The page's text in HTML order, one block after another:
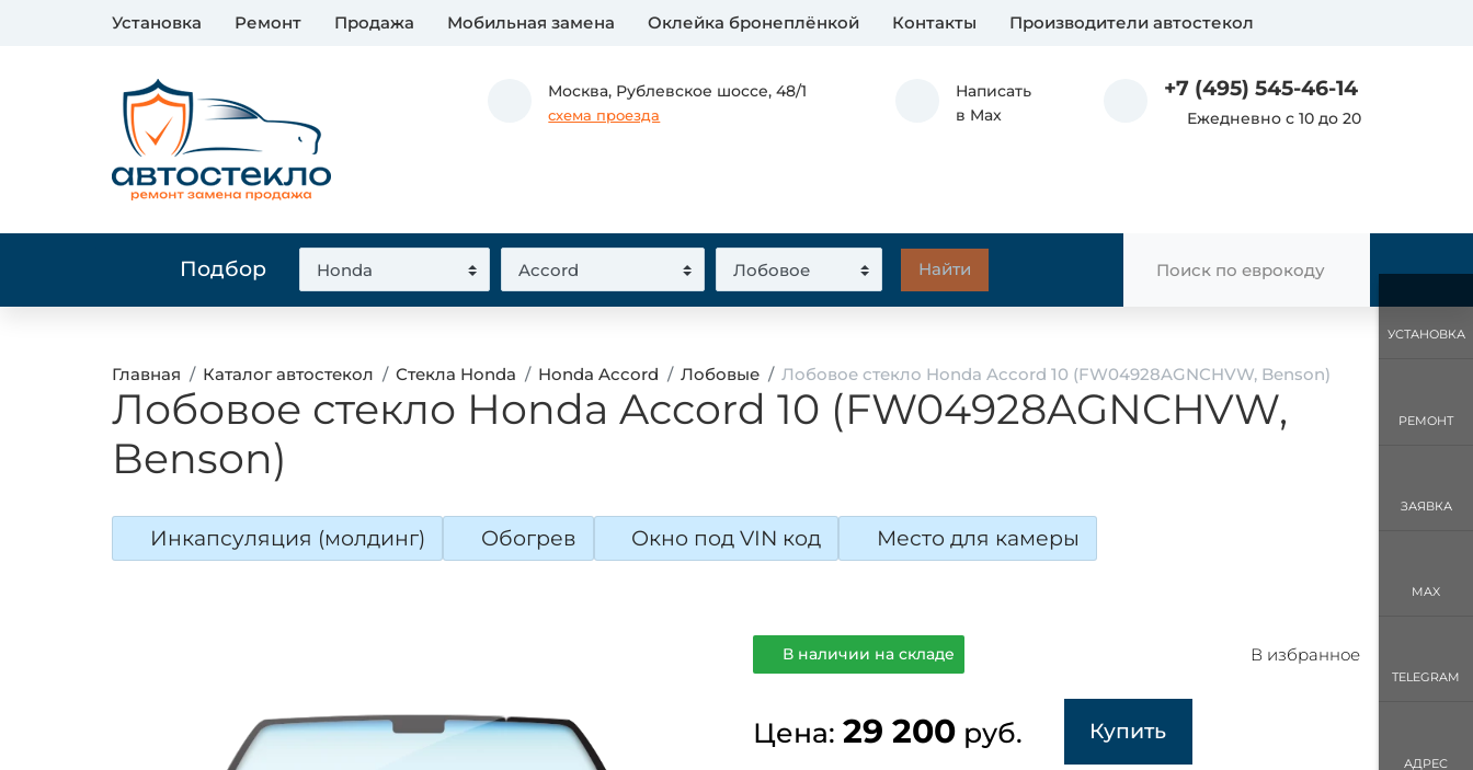
Установка Ремонт Продажа Мобильная замена Оклейка бронеплёнкой Контакты Производители автостекол
Москва, Рублевское шоссе, 48/1
схема проезда
Написать
в Max
+7 (495) 545-46-14
Ежедневно с 10 до 20
Подбор
Главная Каталог автостекол Стекла Honda Honda Accord Лобовые Лобовое стекло Honda Accord 10 (FW04928AGNCHVW, Benson)
Лобовое стекло Honda Accord 10 (FW04928AGNCHVW,
Benson)
Инкапсуляция (молдинг) Обогрев Окно под VIN код Место для камеры
В наличии на складе В избранное
Цена: 29 200 руб. Купить
УСТАНОВКА
РЕМОНТ
ЗАЯВКА
MAX
TELEGRAM
АДРЕС